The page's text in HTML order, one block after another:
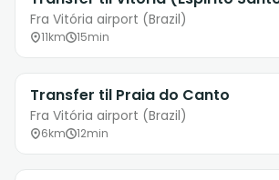
Fra Vitória airport (Brazil)
11km 15min
Transfer til Praia do Canto
Fra Vitória airport (Brazil)
6km 12min